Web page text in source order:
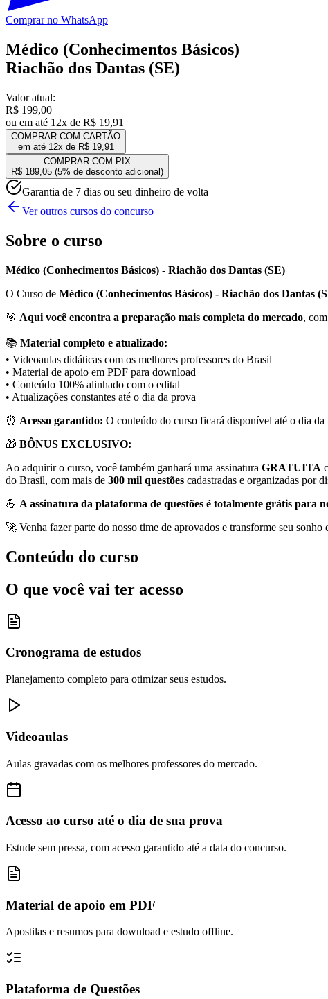
Comprar no WhatsApp
Médico (Conhecimentos Básicos)
Riachão dos Dantas (SE)
Valor atual:
R$ 199,00
ou em até 12x de R$ 19,91
COMPRAR COM CARTÃO
em até 12x de R$ 19,91
COMPRAR COM PIX
R$ 189,05 (5% de desconto adicional)
Garantia de 7 dias ou seu dinheiro de volta
Ver outros cursos do concurso
Sobre o curso
Médico (Conhecimentos Básicos) - Riachão dos Dantas (SE)
O Curso de Médico (Conhecimentos Básicos) - Riachão dos Dantas
🎯 Aqui você encontra a preparação mais completa do mercado,
📚 Material completo e atualizado:
• Videoaulas didáticas com os melhores professores do Brasil
• Material de apoio em PDF para download
• Conteúdo 100% alinhado com o edital
• Atualizações constantes até o dia da prova
⏰ Acesso garantido: O conteúdo do curso ficará disponível até o dia
🎁 BÔNUS EXCLUSIVO:
Ao adquirir o curso, você também ganhará uma assinatura GRATUITA
do Brasil, com mais de 300 mil questões cadastradas e organizadas por
💪 A assinatura da plataforma de questões é totalmente grátis para
🚀 Venha fazer parte do nosso time de aprovados e transforme seu sonho
Conteúdo do curso
O que você vai ter acesso
Cronograma de estudos
Planejamento completo para otimizar seus estudos.
Videoaulas
Aulas gravadas com os melhores professores do mercado.
Acesso ao curso até o dia de sua prova
Estude sem pressa, com acesso garantido até a data do concurso.
Material de apoio em PDF
Apostilas e resumos para download e estudo offline.
Plataforma de Questões